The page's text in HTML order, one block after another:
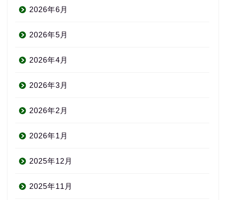
2026年6月
2026年5月
2026年4月
2026年3月
2026年2月
2026年1月
2025年12月
2025年11月